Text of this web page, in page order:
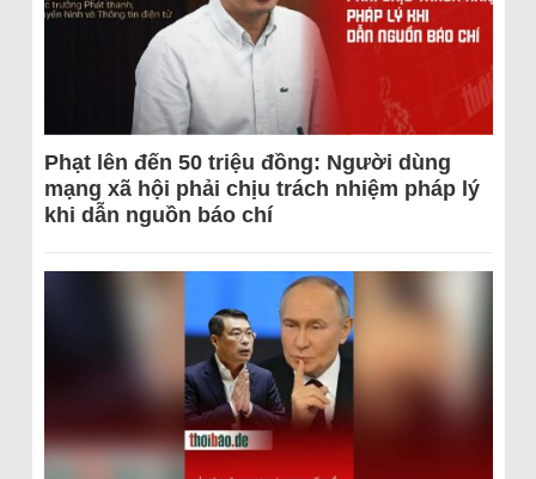
Phạt lên đến 50 triệu đồng: Người dùng
mạng xã hội phải chịu trách nhiệm pháp lý
khi dẫn nguồn báo chí